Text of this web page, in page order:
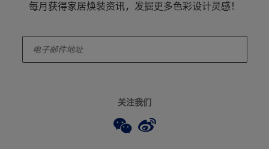
每月获得家居焕装资讯，发掘更多色彩设计灵感！
关注我们